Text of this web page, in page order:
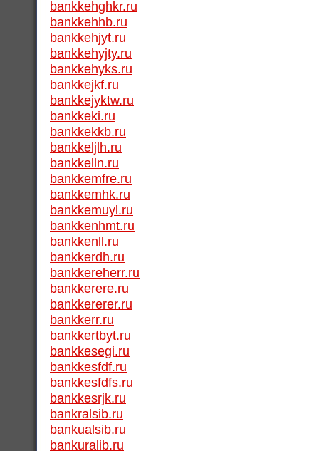
bankkehghkr.ru
bankkehhb.ru
bankkehjyt.ru
bankkehyjty.ru
bankkehyks.ru
bankkejkf.ru
bankkejyktw.ru
bankkeki.ru
bankkekkb.ru
bankkeljlh.ru
bankkelln.ru
bankkemfre.ru
bankkemhk.ru
bankkemuyl.ru
bankkenhmt.ru
bankkenll.ru
bankkerdh.ru
bankkereherr.ru
bankkerere.ru
bankkererer.ru
bankkerr.ru
bankkertbyt.ru
bankkesegi.ru
bankkesfdf.ru
bankkesfdfs.ru
bankkesrjk.ru
bankralsib.ru
bankualsib.ru
bankuralib.ru